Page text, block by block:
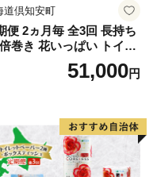
道倶知安町
便 2ヵ月毎 全3回 長持ち
巻き 花いっぱい トイレ
ペーパー ダブル 45ｍ 計
ロール 全18種 花柄 プリン
消耗品 備蓄 送料無料 北海
倶知安町 日用品
51,000円